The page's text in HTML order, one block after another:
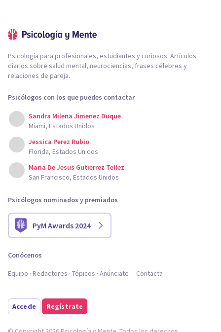
Psicología para profesionales, estudiantes y curiosos. Artículos
diarios sobre salud mental, neurociencias, frases célebres y
relaciones de pareja.
Psicólogos con los que puedes contactar
Sandra Milena Jimenez Duque
Miami, Estados Unidos
Jessica Perez Rubio
Florida, Estados Unidos
Maria De Jesus Gutierrez Tellez
San Francisco, Estados Unidos
Psicólogos nominados y premiados
PyM Awards 2024
Conócenos
Equipo Redactores Tópicos Anúnciate Contacta
Accede Regístrate